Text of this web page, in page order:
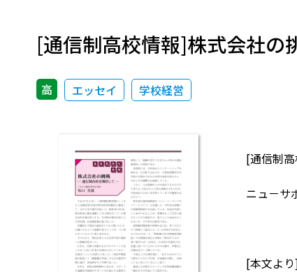
[通信制高校情報]株式会社の
高 エッセイ 学校経営
[通信制
ニュ－サ
[本文よ